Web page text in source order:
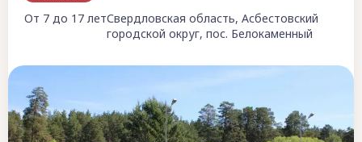
От 7 до 17 летСвердловская область, Асбестовский
городской округ, пос. Белокаменный